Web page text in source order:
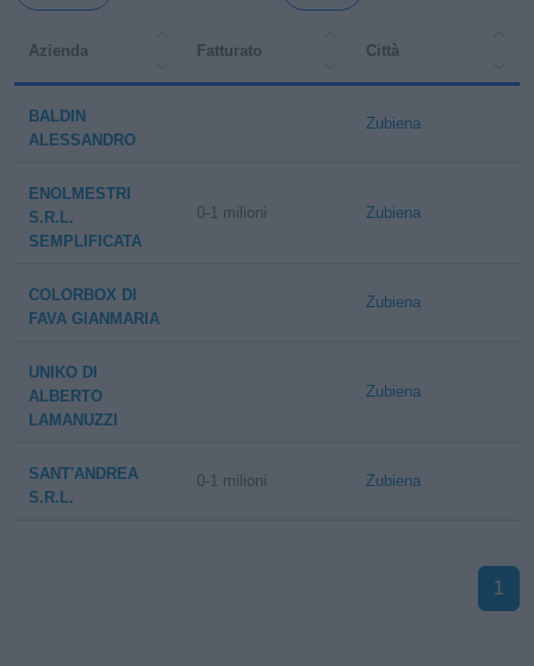
Azienda Fatturato Città
BALDIN
ALESSANDRO
Zubiena
ENOLMESTRI
S.R.L.
SEMPLIFICATA
0-1 milioni Zubiena
COLORBOX DI
FAVA GIANMARIA
Zubiena
UNIKO DI
ALBERTO
LAMANUZZI
Zubiena
SANT'ANDREA
S.R.L.
0-1 milioni Zubiena
1